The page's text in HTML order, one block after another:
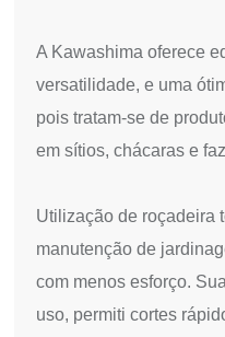
A Kawashima oferece
versatilidade, e uma
pois tratam-se de
em sítios, chácaras e
Utilização de roçadeira
manutenção de
com menos esforço.
uso, permiti cortes